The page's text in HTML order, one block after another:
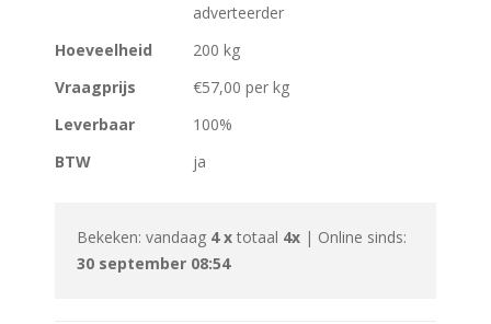
adverteerder
Hoeveelheid
200 kg
Vraagprijs
€57,00 per kg
Leverbaar
100%
BTW
ja
Bekeken: vandaag 4 x totaal 4x | Online sinds:
30 september 08:54